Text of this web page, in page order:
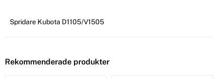
Spridare Kubota D1105/V1505
Rekommenderade produkter